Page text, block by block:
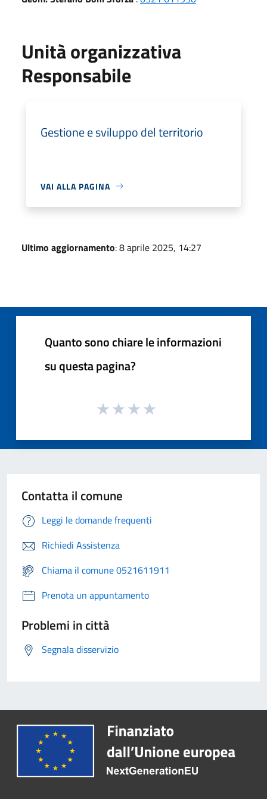
Unità organizzativa
Responsabile
Gestione e sviluppo del territorio
VAI ALLA PAGINA
Ultimo aggiornamento: 8 aprile 2025, 14:27
Quanto sono chiare le informazioni
su questa pagina?
Contatta il comune
Leggi le domande frequenti
Richiedi Assistenza
Chiama il comune 0521611911
Prenota un appuntamento
Problemi in città
Segnala disservizio